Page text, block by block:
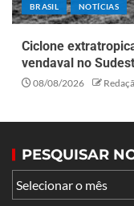
BRASIL NOTÍCIAS
Ciclone
vendaval no
08/08/2026
PESQUISAR